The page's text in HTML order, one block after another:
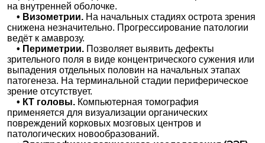
на внутренней оболочке.
• Визометрии. На начальных стадиях острота зрения
снижена незначительно. Прогрессирование патологии
ведёт к амаврозу.
• Периметрии. Позволяет выявить дефекты
зрительного поля в виде концентрического сужения или
выпадения отдельных половин на начальных этапах
патогенеза. На терминальной стадии периферическое
зрение отсутствует.
• КТ головы. Компьютерная томография
применяется для визуализации органических
повреждений корковых мозговых центров и
патологических новообразований.